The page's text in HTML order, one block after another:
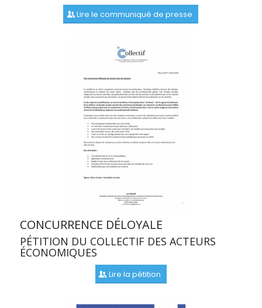
Lire le communiqué de presse
CONCURRENCE DÉLOYALE
PÉTITION DU COLLECTIF DES ACTEURS
ÉCONOMIQUES
Lire la pétition